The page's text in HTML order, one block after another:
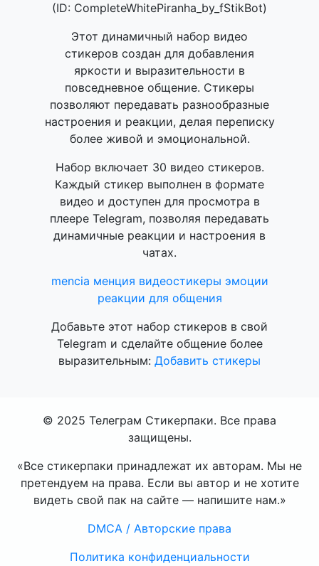
(ID: CompleteWhitePiranha_by_fStikBot)
Этот динамичный набор видео
стикеров создан для добавления
яркости и выразительности в
повседневное общение. Стикеры
позволяют передавать разнообразные
настроения и реакции, делая переписку
более живой и эмоциональной.
Набор включает 30 видео стикеров.
Каждый стикер выполнен в формате
видео и доступен для просмотра в
плеере Telegram, позволяя передавать
динамичные реакции и настроения в
чатах.
mencia менция видеостикеры эмоции
реакции для общения
Добавьте этот набор стикеров в свой
Telegram и сделайте общение более
выразительным: Добавить стикеры
© 2025 Телеграм Стикерпаки. Все права
защищены.
«Все стикерпаки принадлежат их авторам. Мы не
претендуем на права. Если вы автор и не хотите
видеть свой пак на сайте — напишите нам.»
DMCA / Авторские права
Политика конфиденциальности